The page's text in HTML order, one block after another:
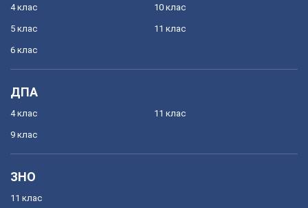
4 клас
5 клас
6 клас
10 клас
11 клас
ДПА
4 клас
9 клас
11 клас
ЗНО
11 клас